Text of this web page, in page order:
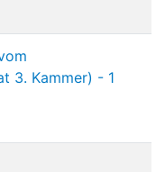
3. Kammer) - 1